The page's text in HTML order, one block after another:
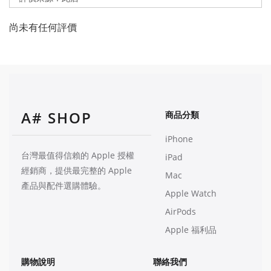
尚未有任何評價
A# SHOP
台灣最值得信賴的 Apple 授權
經銷商，提供最完整的 Apple
產品與配件選購體驗。
商品分類
iPhone
iPad
Mac
Apple Watch
AirPods
Apple 福利品
購物說明 聯絡我們